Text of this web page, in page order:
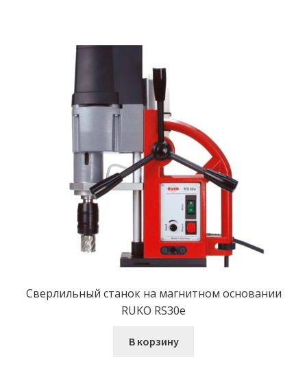
Сверлильный станок на магнитном основании
RUKO RS30e
В корзину